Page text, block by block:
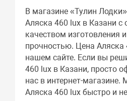
В магазине «Тулин
Аляска 460 lux в Казани с
качеством изготовления
прочностью. Цена Аляска
нашем сайте. Если вы
460 lux в Казани, просто
нас в интернет-
Аляска 460 lux быстро и